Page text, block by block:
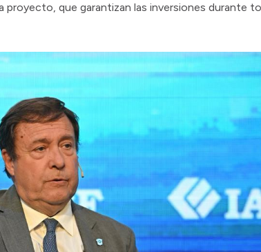
proyecto, que garantizan las inversiones durante